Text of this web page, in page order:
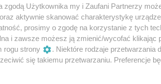
zgodą Użytkownika my i Zaufani Partnerzy
aktywnie skanować charakterystykę
prosimy o zgodę na korzystanie z tych
i zawsze możesz ją zmienić/wycofać
rogu strony
. Niektóre rodzaje przetwarzania
się takiemu przetwarzaniu. Preferencje